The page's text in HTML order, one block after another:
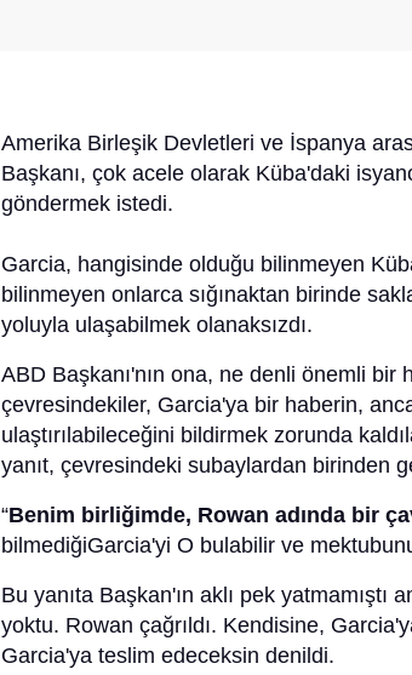
Amerika Birleşik Devletleri ve İspanya
Başkanı, çok acele olarak Küba'daki
göndermek istedi.
Garcia, hangisinde olduğu bilinmeyen
bilinmeyen onlarca sığınaktan birinde
yoluyla ulaşabilmek olanaksızdı.
ABD Başkanı'nın ona, ne denli önemli
çevresindekiler, Garcia'ya bir haberin,
ulaştırılabileceğini bildirmek zorunda
yanıt, çevresindeki subaylardan birinden
“Benim birliğimde, Rowan adında bir
bilmediğiGarcia'yi O bulabilir ve
Bu yanıta Başkan'ın aklı pek
yoktu. Rowan çağrıldı. Kendisine,
Garcia'ya teslim edeceksin denildi.